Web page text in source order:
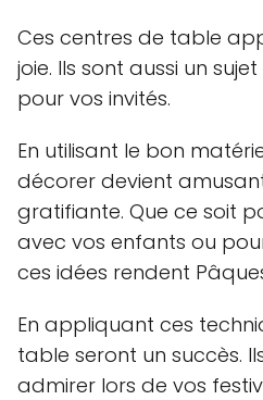
Ces centres de table
joie. Ils sont aussi un
pour vos invités.
En utilisant le bon
décorer devient
gratifiante. Que ce soit
avec vos enfants ou
ces idées rendent
En appliquant ces
table seront un succès.
admirer lors de vos